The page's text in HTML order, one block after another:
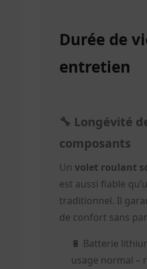
Durée de
entretien
🔧 Longévité
composants
Unvolet roulant
est aussi fiable
traditionnel. Il
de confort sans
🔋 Batterie
usage normal –